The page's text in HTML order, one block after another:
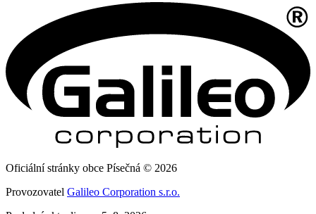
Oficiální stránky obce Písečná © 2026
Provozovatel Galileo Corporation s.r.o.